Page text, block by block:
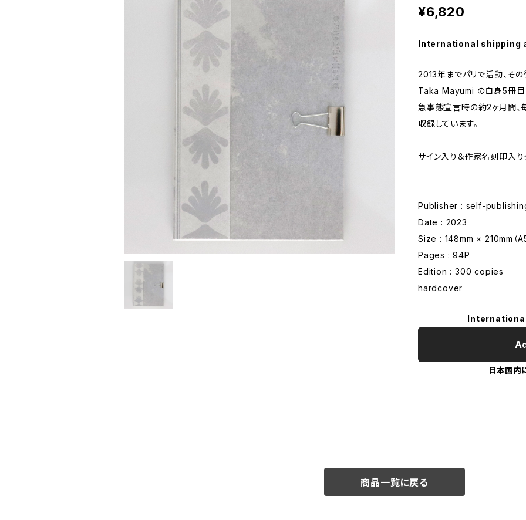
¥6,820
International shipping
2013年までパリで活動、そ
Taka Mayumi の自身5冊目
急事態宣言時の約2ヶ月間
収録しています。
サイン入り＆作家名刻印入り
Publisher : self-
Date : 2023
Size : 148mm × 210mm（A5
Pages : 94P
Edition : 300 copies
hardcover
日本国内
商品一覧に戻る